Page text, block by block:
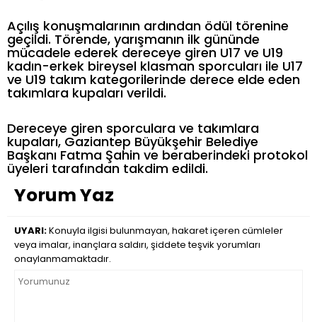
Açılış konuşmalarının ardından ödül törenine
geçildi. Törende, yarışmanın ilk gününde
mücadele ederek dereceye giren U17 ve U19
kadın-erkek bireysel klasman sporcuları ile U17
ve U19 takım kategorilerinde derece elde eden
takımlara kupaları verildi.
Dereceye giren sporculara ve takımlara
kupaları, Gaziantep Büyükşehir Belediye
Başkanı Fatma Şahin ve beraberindeki protokol
üyeleri tarafından takdim edildi.
Yorum Yaz
UYARI:Konuyla ilgisi bulunmayan, hakaret içeren cümleler
veya imalar, inançlara saldırı, şiddete teşvik yorumları
onaylanmamaktadır.